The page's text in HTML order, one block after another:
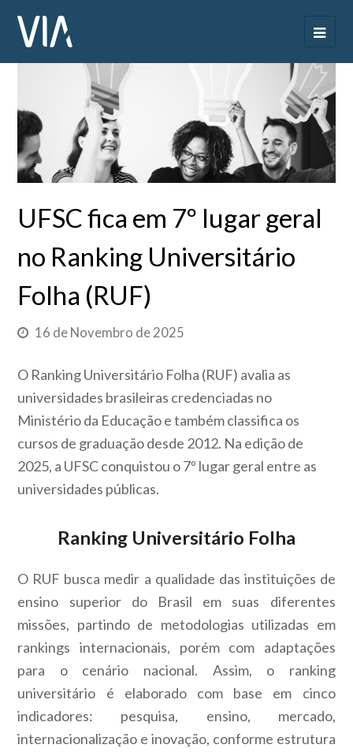
UFSC fica em 7º lugar geral
no Ranking Universitário
Folha (RUF)
16 de Novembro de 2025
O Ranking Universitário Folha (RUF) avalia as
universidades brasileiras credenciadas no
Ministério da Educação e também classifica os
cursos de graduação desde 2012. Na edição de
2025, a UFSC conquistou o 7º lugar geral entre as
universidades públicas.
Ranking Universitário Folha
O RUF busca medir a qualidade das instituições de
ensino superior do Brasil em suas diferentes
missões, partindo de metodologias utilizadas em
rankings internacionais, porém com adaptações
para o cenário nacional. Assim, o ranking
universitário é elaborado com base em cinco
indicadores: pesquisa, ensino, mercado,
internacionalização e inovação, conforme estrutura